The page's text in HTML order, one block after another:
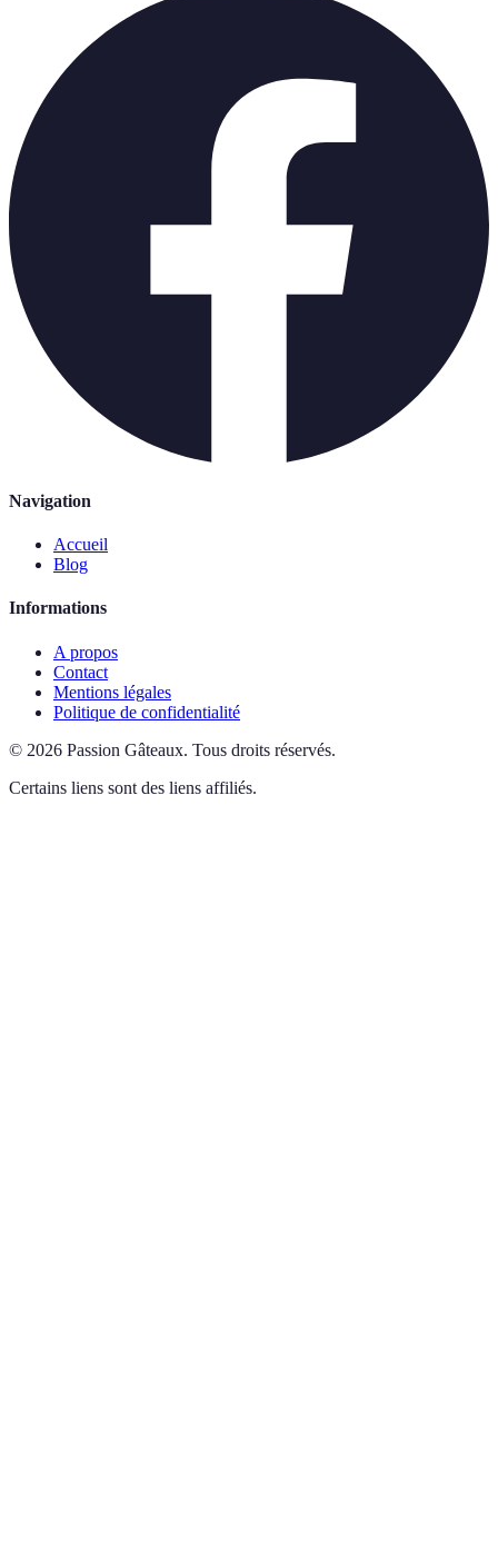
Navigation
Accueil
Blog
Informations
A propos
Contact
Mentions légales
Politique de confidentialité
© 2026 Passion Gâteaux. Tous droits réservés.
Certains liens sont des liens affiliés.